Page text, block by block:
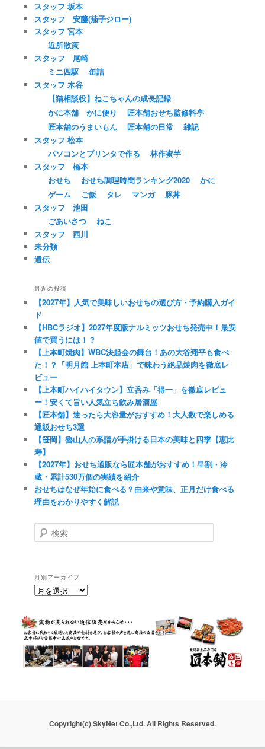
スタッフ 坂本
スタッフ 安藤(茄子ジロー)
スタッフ 宮本
近所散策
スタッフ 尾崎
ミニ四駆
缶詰
スタッフ 木谷
【猫相談役】ねこちゃんの成長記録
かに本舗 かに便り
匠本舗おせち監修料亭
匠本舗のうまいもん
匠本舗の日常
雑記
スタッフ 松本
パソコンとプリンタで作る
林作蜜芋
スタッフ 橋本
おせち
おせち調理時間ランキング2020
かに
ゲーム
ご飯 タレ マンガ
豚丼
スタッフ 池田
ごあいさつ
ねこ
スタッフ 西川
未分類
遺伝
最近の投稿
【2027年】人気で美味しいおせちの選び方・予約購入ガイ
ド
【HBCラジオ】2027年度版ナルミッツおせち発売中！最安
値で買うには！？
【上本町焼肉】WBC決起会の舞台！あの大谷翔平も食べ
た！？「明月館 上本町本店」で味わう絶品焼肉を徹底レ
ビュー
【上本町ハイハイタウン】立呑み「得一」を徹底レビュ
ー！安くて旨い人気立ち飲み居酒屋
【匠本舗】迷ったら大容量がおすすめ！大人数で楽しめる
通販おせち3選
【笹岡】魯山人の系譜が手掛ける日本の美味と四季【恵比
寿】
【2027年】おせち通販なら匠本舗がおすすめ！早割・冷
蔵・累計530万個の実績を紹介
おせちはなぜ年始に食べる？由来や意味、正月だけ食べる
理由をわかりやすく解説
検
索
月別アーカイブ
月
ー
カ
イ
ブ
Copyright(c) SkyNet Co.,Ltd. All Rights Reserved.